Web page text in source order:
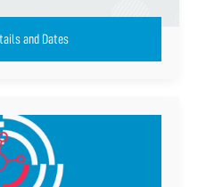
and Dates